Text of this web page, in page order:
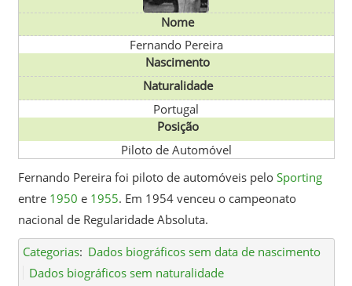
Nome
Fernando Pereira
Nascimento
Naturalidade
Portugal
Posição
Piloto de Automóvel
Fernando Pereira foi piloto de automóveis pelo Sporting
entre 1950 e 1955. Em 1954 venceu o campeonato
nacional de Regularidade Absoluta.
Categorias: Dados biográficos sem data de nascimento
Dados biográficos sem naturalidade